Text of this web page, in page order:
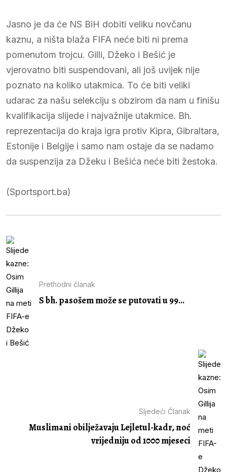
Jasno je da će NS BiH dobiti veliku novčanu
kaznu, a ništa blaža FIFA neće biti ni prema
pomenutom trojcu. Gilli, Džeko i Bešić je
vjerovatno biti suspendovani, ali još uvijek nije
poznato na koliko utakmica. To će biti veliki
udarac za našu selekciju s obzirom da nam u finišu
kvalifikacija slijede i najvažnije utakmice. Bh.
reprezentacija do kraja igra protiv Kipra, Gibraltara,
Estonije i Belgije i samo nam ostaje da se nadamo
da suspenzija za Džeku i Bešića neće biti žestoka.
(Sportsport.ba)
Prethodni članak
S bh. pasošem može se putovati u 99...
Sljedeći Članak
Muslimani obilježavaju Lejletul-kadr, noć
vrijedniju od 1000 mjeseci